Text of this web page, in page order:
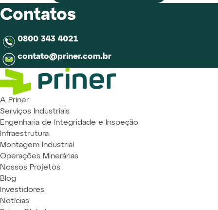
Contatos
0800 343 4021
contato@priner.com.br
A Priner
Serviços Industriais
Engenharia de Integridade e Inspeção
Infraestrutura
Montagem Industrial
Operações Minerárias
Nossos Projetos
Blog
Investidores
Notícias